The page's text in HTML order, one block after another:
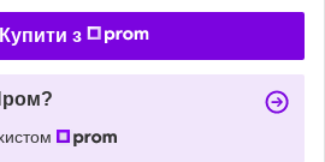
Купити з